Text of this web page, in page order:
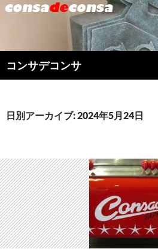
コンサデコンサ
索
ン
キ
ッ
プ
日別アーカイブ: 2024年5月24日